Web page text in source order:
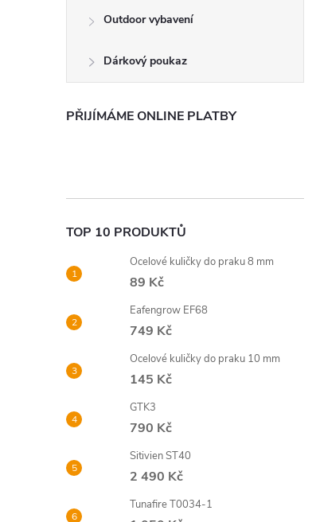
e
Outdoor vybavení
Dárkový poukaz
PŘIJÍMÁME ONLINE PLATBY
TOP 10 PRODUKTŮ
Ocelové kuličky do praku 8 mm
89 Kč
Eafengrow EF68
749 Kč
Ocelové kuličky do praku 10 mm
145 Kč
GTK3
790 Kč
Sitivien ST40
2 490 Kč
Tunafire T0034-1